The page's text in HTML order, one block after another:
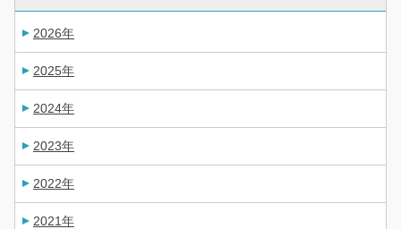
2026年
2025年
2024年
2023年
2022年
2021年